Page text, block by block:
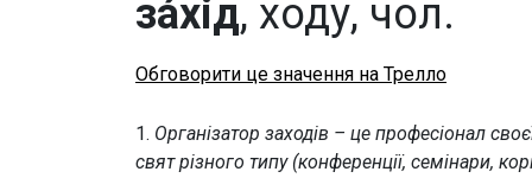
за́хід, ходу, чол.
Обговорити це значення на Трелло
1. Організатор заходів – це професіонал
свят різного типу (конференції, семінари,